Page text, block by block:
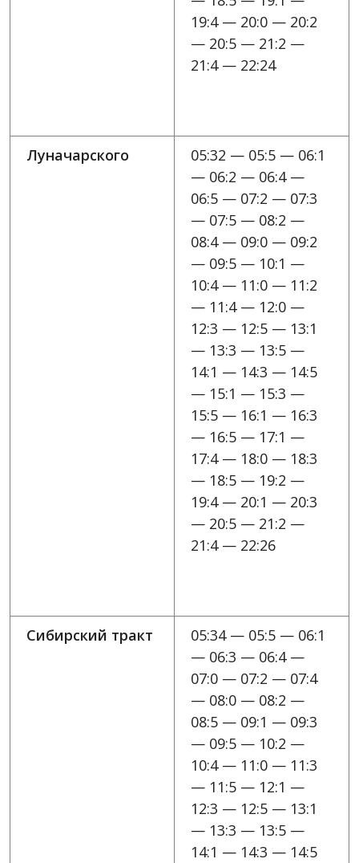
19:4 — 20:0 — 20:2
— 20:5 — 21:2 —
21:4 — 22:24
Луначарского
05:32 — 05:5 — 06:1
— 06:2 — 06:4 —
06:5 — 07:2 — 07:3
— 07:5 — 08:2 —
08:4 — 09:0 — 09:2
— 09:5 — 10:1 —
10:4 — 11:0 — 11:2
— 11:4 — 12:0 —
12:3 — 12:5 — 13:1
— 13:3 — 13:5 —
14:1 — 14:3 — 14:5
— 15:1 — 15:3 —
15:5 — 16:1 — 16:3
— 16:5 — 17:1 —
17:4 — 18:0 — 18:3
— 18:5 — 19:2 —
19:4 — 20:1 — 20:3
— 20:5 — 21:2 —
21:4 — 22:26
Сибирский тракт
05:34 — 05:5 — 06:1
— 06:3 — 06:4 —
07:0 — 07:2 — 07:4
— 08:0 — 08:2 —
08:5 — 09:1 — 09:3
— 09:5 — 10:2 —
10:4 — 11:0 — 11:3
— 11:5 — 12:1 —
12:3 — 12:5 — 13:1
— 13:3 — 13:5 —
14:1 — 14:3 — 14:5